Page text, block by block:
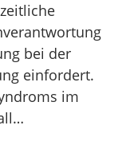
bei der
einfordert.
im